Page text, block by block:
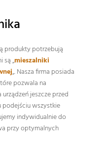
produkty potrzebują
są „mieszalniki
„. Nasza firma posiada
pozwala na
jeszcze przed
podejściu wszystkie
indywidualnie do
przy optymalnych